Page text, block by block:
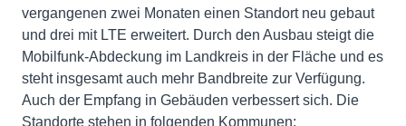
vergangenen zwei Monaten einen Standort neu gebaut
und drei mit LTE erweitert. Durch den Ausbau steigt die
Mobilfunk-Abdeckung im Landkreis in der Fläche und es
steht insgesamt auch mehr Bandbreite zur Verfügung.
Auch der Empfang in Gebäuden verbessert sich. Die
Standorte stehen in folgenden Kommunen: